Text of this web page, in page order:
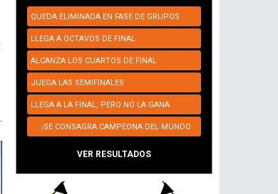
QUEDA ELIMINADA EN FASE DE GRUPOS
LLEGA A OCTAVOS DE FINAL
ALCANZA LOS CUARTOS DE FINAL
JUEGA LAS SEMIFINALES
LLEGA A LA FINAL, PERO NO LA GANA
¡SE CONSAGRA CAMPEONA DEL MUNDO
VER RESULTADOS